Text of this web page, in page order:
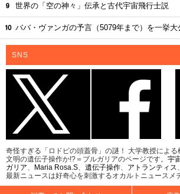
世界の「空の神々」伝承と古代宇宙飛行士説
ババ・ヴァンガの予言（5079年まで）を一挙大
SNS
奇怪すぎる「ロドピの頭蓋骨」の謎！ 大学教授による
文明の遺伝子操作か!?＝ブルガリアのページです。 宇
ガリア
Maria Rosa.S 遺伝子操作 アトランティス
最新ニュースは好奇心を刺激するオカルトニュースメ